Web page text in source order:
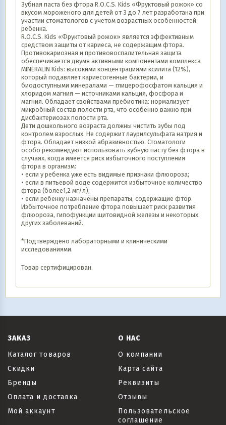
Зубная паста без фтора R.O.C.S. Kids «Фруктовый рожок» со
вкусом мороженого для детей от 3 до 7 лет разработана при
участии стоматологов с учетом возрастных особенностей
ребенка.
R.O.C.S. Kids «Фруктовый рожок» является эффективным
средством защиты от кариеса, не содержащим фтора.
Противокариозная и противовоспалительная защита
обеспечивается двумя активными компонентами комплекса
MINERALIN Kids: высокими концентрациями ксилита (12%),
который подавляет кариесогенные бактерии, и
биодоступными минералами — глицерофосфатом кальция и
хлоридом магния — источниками кальция, фосфора и
магния. Обладает свойствами пребиотика: нормализует
микробный состав полости рта, что особенно важно при
дисбактериозах полости рта.
Дети дошкольного возраста должны чистить зубы под
контролем взрослых. Не содержит лаурилсульфата натрия и
фтора. Обладает низкой абразивностью. Стоматологи
особо рекомендуют использовать зубную пасту без фтора в
случаях, когда имеется риск избыточного поступления
фтора в организм:
• если у ребенка уже есть видимые признаки флюороза;
• если в питьевой воде содержится избыточное количество
фтора (более1,2 мг/л);
• если ребенку назначены препараты, содержащие фтор.
Избыточное потребление фтора повышает риск развития
флюороза, гипофункции щитовидной железы и некоторых
других заболеваний.
*Подтверждено лабораторными и клиническими
исследованиями.
Товар сертифицирован.
ЗАКАЗ
Каталог товаров
Скидки
Бренды
Оплата и доставка
Мой аккаунт
О НАС
О компании
Карта сайта
Реквизиты
Отзывы
Пользовательское
соглашение